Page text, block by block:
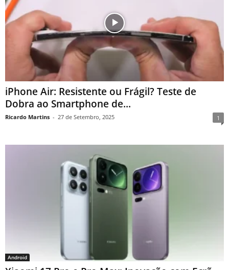
iPhone Air: Resistente ou Frágil? Teste de
Dobra ao Smartphone de...
Ricardo Martins - 27 de Setembro, 2025 1
Android